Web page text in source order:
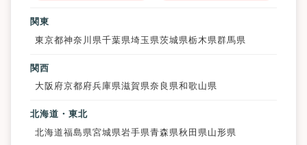
関東
東京都神奈川県千葉県埼玉県茨城県栃木県群馬県
関西
大阪府京都府兵庫県滋賀県奈良県和歌山県
北海道・東北
北海道福島県宮城県岩手県青森県秋田県 山形県